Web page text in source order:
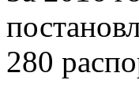
280